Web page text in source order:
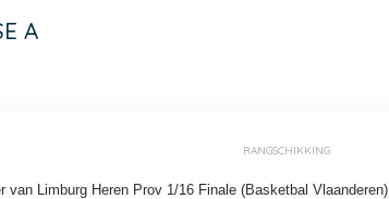
A
RANGSCHIKKING
van Limburg Heren Prov 1/16 Finale (Basketbal Vlaanderen)